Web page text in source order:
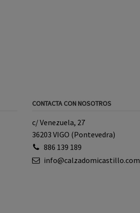
CONTACTA CON NOSOTROS
c/ Venezuela, 27
36203 VIGO (Pontevedra)
886 139 189
info@calzadomicastillo.com